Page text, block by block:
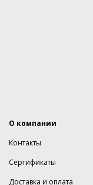
О компании
Контакты
Сертификаты
Доставка и оплата